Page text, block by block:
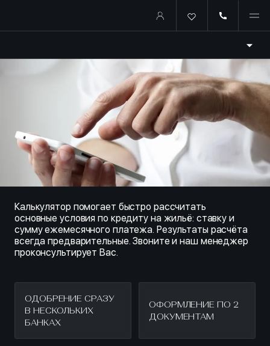
Купить квартиру в ипотеку
Калькулятор помогает быстро рассчитать
основные условия по кредиту на жильё: ставку и
сумму ежемесячного платежа. Результаты расчёта
всегда предварительные. Звоните и наш менеджер
проконсультирует Вас.
ОДОБРЕНИЕ СРАЗУ
В НЕСКОЛЬКИХ
БАНКАХ
ОФОРМЛЕНИЕ ПО 2
ДОКУМЕНТАМ